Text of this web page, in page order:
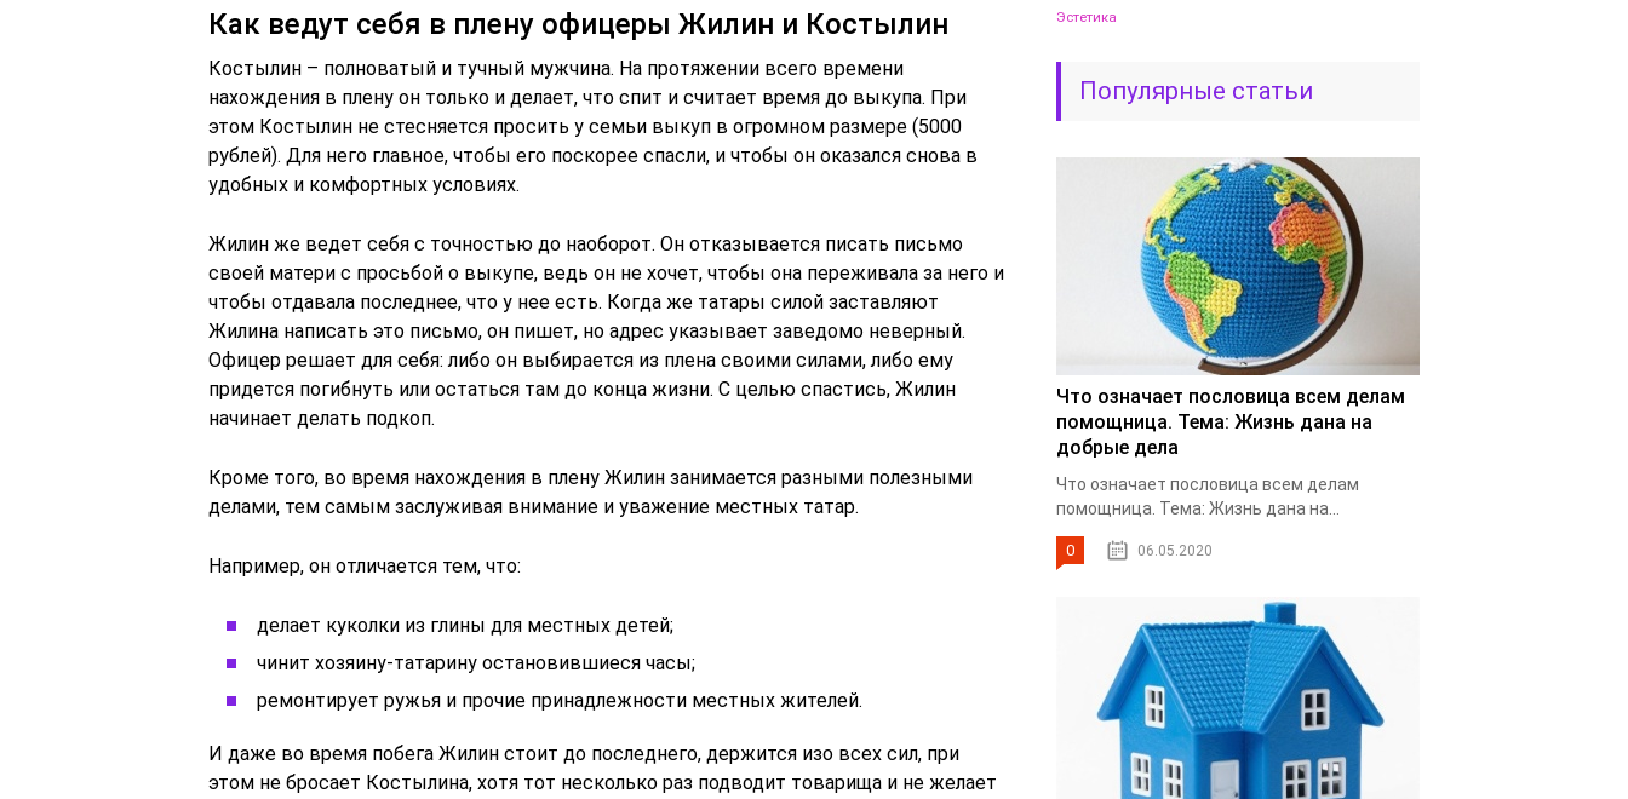
Как ведут себя в плену офицеры Жилин и Костылин
Костылин – полноватый и тучный мужчина. На протяжении всего времени
нахождения в плену он только и делает, что спит и считает время до выкупа. При
этом Костылин не стесняется просить у семьи выкуп в огромном размере (5000
рублей). Для него главное, чтобы его поскорее спасли, и чтобы он оказался снова в
удобных и комфортных условиях.
Жилин же ведет себя с точностью до наоборот. Он отказывается писать письмо
своей матери с просьбой о выкупе, ведь он не хочет, чтобы она переживала за него и
чтобы отдавала последнее, что у нее есть. Когда же татары силой заставляют
Жилина написать это письмо, он пишет, но адрес указывает заведомо неверный.
Офицер решает для себя: либо он выбирается из плена своими силами, либо ему
придется погибнуть или остаться там до конца жизни. С целью спастись, Жилин
начинает делать подкоп.
Кроме того, во время нахождения в плену Жилин занимается разными полезными
делами, тем самым заслуживая внимание и уважение местных татар.
Например, он отличается тем, что:
делает куколки из глины для местных детей;
чинит хозяину-татарину остановившиеся часы;
ремонтирует ружья и прочие принадлежности местных жителей.
И даже во время побега Жилин стоит до последнего, держится изо всех сил, при
этом не бросает Костылина, хотя тот несколько раз подводит товарища и не желает
Эстетика
Популярные статьи
Что означает пословица всем делам
помощница. Тема: Жизнь дана на
добрые дела
Что означает пословица всем делам
помощница. Тема: Жизнь дана на...
0 06.05.2020